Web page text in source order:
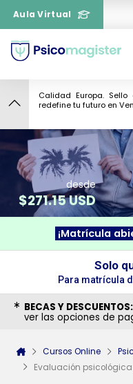
Aula Virtual
Calidad Europa.
redefine tu futuro en
7
desde
$271.15 USD
¡Matrícula
Solo
Para matrícula
BECAS Y DESCUENTOS:
ver las opciones de
Cursos Online
Evaluación
sobre un